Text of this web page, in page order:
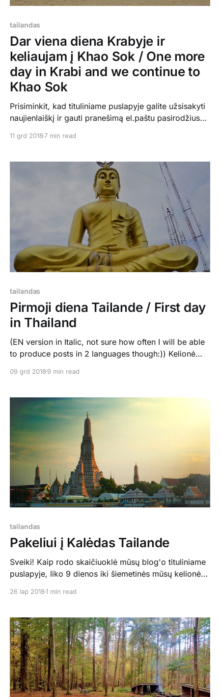
tailandas
Dar viena diena Krabyje ir
keliaujam į Khao Sok / One more
day in Krabi and we continue to
Khao Sok
Prisiminkit, kad tituliniame puslapyje galite užsisakyti
naujienlaiškį ir gauti pranešimą el.paštu pasirodžius
homepage and you will get email about a new blog
suorganizuotu turu po 4 gražias regiono salas.
Paprastai patys viską organizuojamės, bet laivo
11 grd 20187 min read
tailandas
Pirmoji diena Tailande / First day
in Thailand
(EN version in Italic, not sure how often I will be able
to produce posts in 2 languages though:)) Kelionė
Kopenhagos į Singapūrą su šio miesto avialinijomis.
lėktuve. Labiausiai varginantis šiuo atveju buvo
09 grd 2018 9 min read
tailandas
Pakeliui į Kalėdas Tailande
Sveiki! Kaip rodo skaičiuoklė mūsų blog'o tituliniame
puslapyje, liko 9 dienos iki šiemetinės mūsų kelionės.
mūsų naujienlaiškio, įrašydami savo el.pašto adresą
nuotraukos. Taigi taigi, kelionės bilietus nusipirkome
turbūt dar pernai ankstyvą pavasarį, po
26 lap 20181 min read